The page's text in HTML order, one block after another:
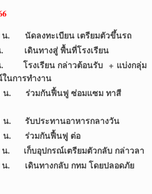
น. นัดลงทะเบียน เตรียมตัวขึ้นรถ
น. เดินทางสู่ พื้นที่โรงเรียน
น. โรงเรียน กล่าวต้อนรับ + แบ่งกลุ่ม
นการทำงาน
น. ร่วมกันฟื้นฟู ซ่อมแซม ทาสี
น. รับประทานอาหารกลางวัน
น. ร่วมกันฟื้นฟู ต่อ
น. เก็บอุปกรณ์เตรียมตัวกลับ กล่าวลา
น. เดินทางกลับ กทม โดยปลอดภัย